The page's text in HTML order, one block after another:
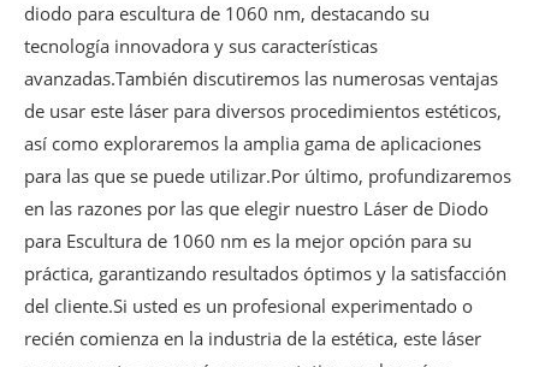
diodo para escultura de 1060 nm, destacando su
tecnología innovadora y sus características
avanzadas.También discutiremos las numerosas ventajas
de usar este láser para diversos procedimientos estéticos,
así como exploraremos la amplia gama de aplicaciones
para las que se puede utilizar.Por último, profundizaremos
en las razones por las que elegir nuestro Láser de Diodo
para Escultura de 1060 nm es la mejor opción para su
práctica, garantizando resultados óptimos y la satisfacción
del cliente.Si usted es un profesional experimentado o
recién comienza en la industria de la estética, este láser